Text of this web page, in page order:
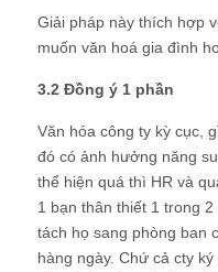
Giải pháp này thích hợp
muốn văn hoá gia đình
3.2 Đồng ý 1 phần
Văn hóa công ty kỳ cục,
đó có ảnh hưởng năng
thể hiện quá thì HR và
1 bạn thân thiết 1 trong
tách họ sang phòng ban
hàng ngày. Chứ cả cty